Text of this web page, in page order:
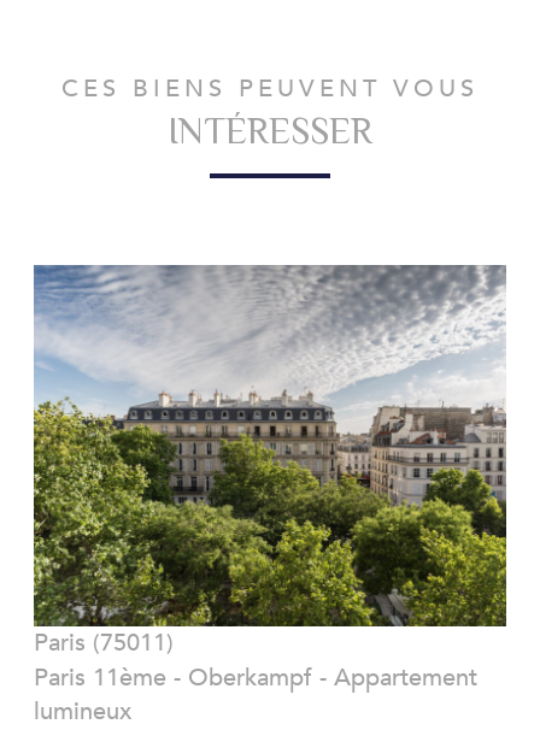
CES BIENS PEUVENT VOUS
INTÉRESSER
VOIR LE BIEN
Paris (75011)
Paris 11ème - Oberkampf - Appartement
lumineux